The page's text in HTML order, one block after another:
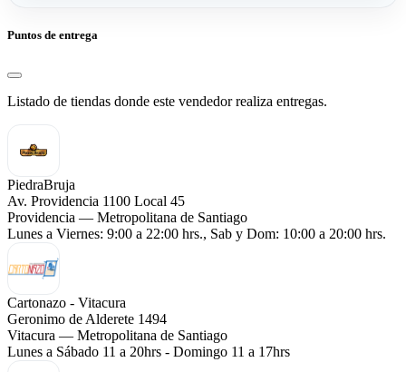
Puntos de entrega
Listado de tiendas donde este vendedor realiza entregas.
PiedraBruja
Av. Providencia 1100 Local 45
Providencia — Metropolitana de Santiago
Lunes a Viernes: 9:00 a 22:00 hrs., Sab y Dom: 10:00 a 20:00 hrs.
Cartonazo - Vitacura
Geronimo de Alderete 1494
Vitacura — Metropolitana de Santiago
Lunes a Sábado 11 a 20hrs - Domingo 11 a 17hrs